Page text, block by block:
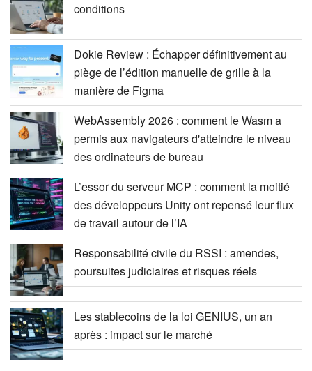
conditions
Dokie Review : Échapper définitivement au
piège de l’édition manuelle de grille à la
manière de Figma
WebAssembly 2026 : comment le Wasm a
permis aux navigateurs d'atteindre le niveau
des ordinateurs de bureau
L’essor du serveur MCP : comment la moitié
des développeurs Unity ont repensé leur flux
de travail autour de l’IA
Responsabilité civile du RSSI : amendes,
poursuites judiciaires et risques réels
Les stablecoins de la loi GENIUS, un an
après : impact sur le marché